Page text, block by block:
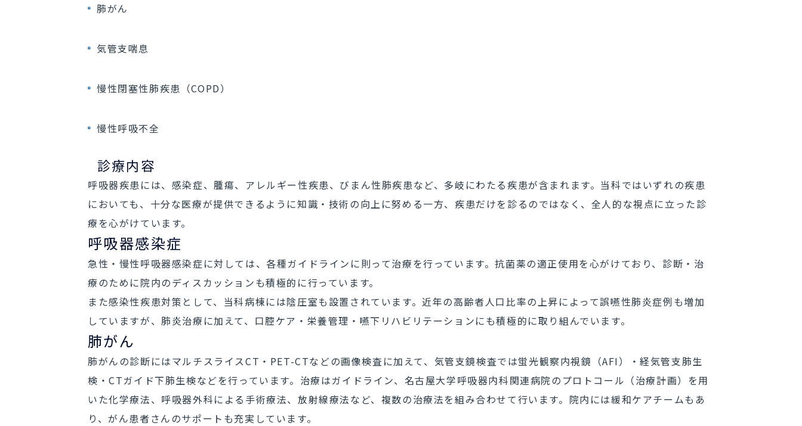
肺がん
気管支喘息
慢性閉塞性肺疾患（COPD）
慢性呼吸不全
診療内容
呼吸器疾患には、感染症、腫瘍、アレルギー性疾患、びまん性肺疾患など、多岐にわたる疾患が含まれます。当科ではいずれの疾患
においても、十分な医療が提供できるように知識・技術の向上に努める一方、疾患だけを診るのではなく、全人的な視点に立った診
療を心がけています。
呼吸器感染症
急性・慢性呼吸器感染症に対しては、各種ガイドラインに則って治療を行っています。抗菌薬の適正使用を心がけており、診断・治
療のために院内のディスカッションも積極的に行っています。
また感染性疾患対策として、当科病棟には陰圧室も設置されています。近年の高齢者人口比率の上昇によって誤嚥性肺炎症例も増加
していますが、肺炎治療に加えて、口腔ケア・栄養管理・嚥下リハビリテーションにも積極的に取り組んでいます。
肺がん
肺がんの診断にはマルチスライスCT・PET-CTなどの画像検査に加えて、気管支鏡検査では蛍光観察内視鏡（AFI）・経気管支肺生
検・CTガイド下肺生検などを行っています。治療はガイドライン、名古屋大学呼吸器内科関連病院のプロトコール（治療計画）を用
いた化学療法、呼吸器外科による手術療法、放射線療法など、複数の治療法を組み合わせて行います。院内には緩和ケアチームもあ
り、がん患者さんのサポートも充実しています。